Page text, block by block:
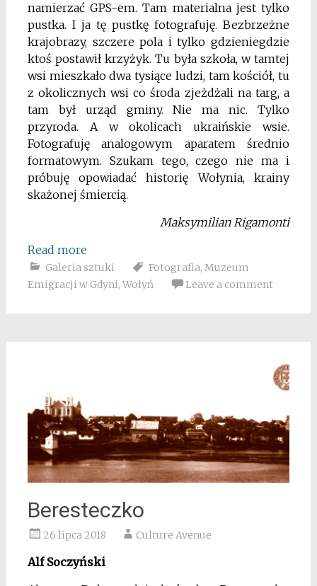
namierzać GPS-em. Tam materialna jest tylko
pustka. I ja tę pustkę fotografuję. Bezbrzeżne
krajobrazy, szczere pola i tylko gdzieniegdzie
ktoś postawił krzyżyk. Tu była szkoła, w tamtej
wsi mieszkało dwa tysiące ludzi, tam kościół, tu
z okolicznych wsi co środa zjeżdżali na targ, a
tam był urząd gminy. Nie ma nic. Tylko
przyroda. A w okolicach ukraińskie wsie.
Fotografuję analogowym aparatem średnio
formatowym. Szukam tego, czego nie ma i
próbuję opowiadać historię Wołynia, krainy
skażonej śmiercią.
Maksymilian Rigamonti
Read more
Galeria sztuki Fotografia, Muzeum
Emigracji w Gdyni, Wołyń Leave a comment
Beresteczko
26 lipca 2018 Culture Avenue
Alf Soczyński